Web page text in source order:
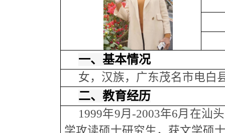
一、基本情况
女，汉族，广东茂名市电白
二、教育经历
1999年9月 -2003年6月在汕